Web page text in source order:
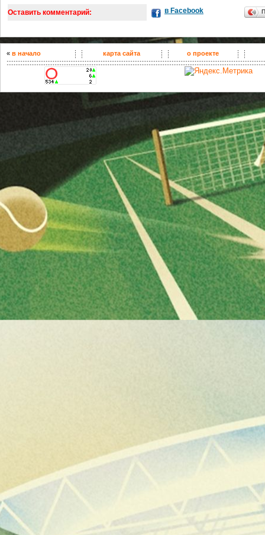
Оставить комментарий: в Facebook
« в начало карта сайта о проекте